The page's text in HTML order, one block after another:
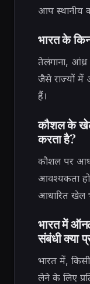
आप स्थानीय
भारत के
तेलंगाना,
जैसे राज्यों
हैं।
कौशल के
करता है?
कौशल पर
आवश्यकता
आधारित खेल
भारत में
संबंधी क्या
भारत में,
लेने के लिए